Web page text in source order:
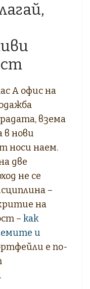
А офис на
взема
в нови
носи наем.
две
не се
–
на
– как
и
е по-